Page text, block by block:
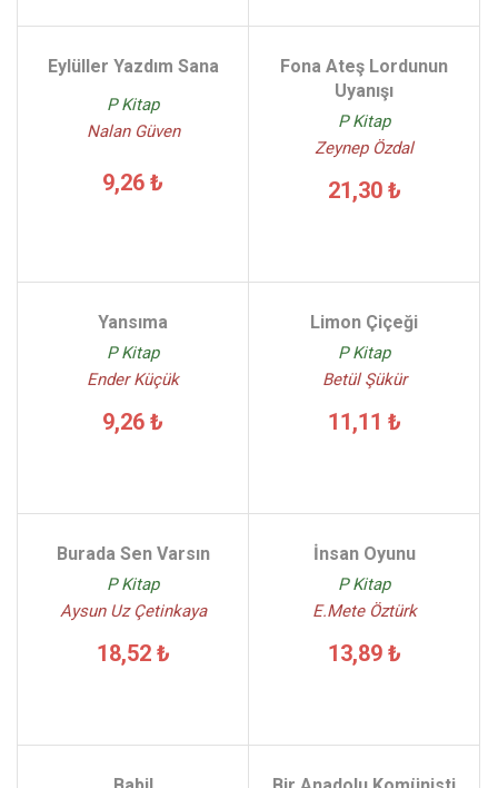
Eylüller Yazdım Sana
P Kitap
Nalan Güven
9,26 ₺
Fona Ateş Lordunun
Uyanışı
P Kitap
Zeynep Özdal
21,30 ₺
Yansıma
P Kitap
Ender Küçük
9,26 ₺
Limon Çiçeği
P Kitap
Betül Şükür
11,11 ₺
Burada Sen Varsın
P Kitap
Aysun Uz Çetinkaya
18,52 ₺
İnsan Oyunu
P Kitap
E.Mete Öztürk
13,89 ₺